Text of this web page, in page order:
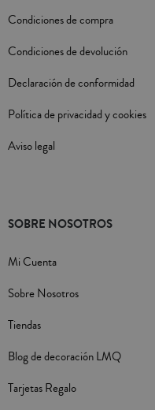
Condiciones de compra
Condiciones de devolución
Declaración de conformidad
Política de privacidad y cookies
Aviso legal
SOBRE NOSOTROS
Mi Cuenta
Sobre Nosotros
Tiendas
Blog de decoración LMQ
Tarjetas Regalo